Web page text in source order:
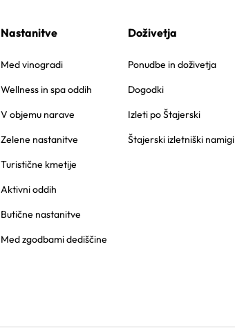
Nastanitve
Med vinogradi
Wellness in spa oddih
V objemu narave
Zelene nastanitve
Turistične kmetije
Aktivni oddih
Butične nastanitve
Med zgodbami dediščine
Doživetja
Ponudbe in doživetja
Dogodki
Izleti po Štajerski
Štajerski izletniški namigi